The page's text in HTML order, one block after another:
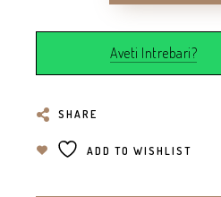
Aveti Intrebari?
SHARE
ADD TO WISHLIST